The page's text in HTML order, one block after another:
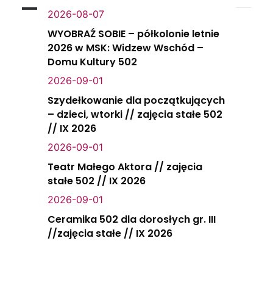
2026-08-07
WYOBRAŹ SOBIE – półkolonie letnie
2026 w MSK: Widzew Wschód –
Domu Kultury 502
2026-09-01
Szydełkowanie dla początkujących
– dzieci, wtorki // zajęcia stałe 502
// IX 2026
2026-09-01
Teatr Małego Aktora // zajęcia
stałe 502 // IX 2026
2026-09-01
Ceramika 502 dla dorosłych gr. III
//zajęcia stałe // IX 2026